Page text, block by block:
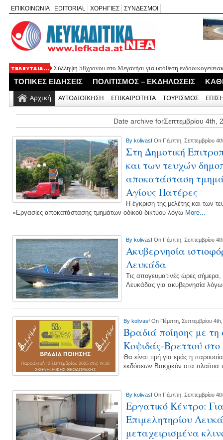
ΕΠΙΚΟΙΝΩΝΙΑ EDITORIAL ΧΟΡΗΓΙΕΣ ΣΥΝΔΕΣΜΟΙ
Σύλληψη 58χρονου στο Μεγανήσι για υπόθεση
Δύο συλλήψεις για κατοχή κάνναβης στη Λευκάδα στο πλαίσιο
Mέχρι τον Άγιο Νικόλαο Βόνιτσας έφτανε σήμερα το
Αφιέρωμα στον Ηλία Λογοθέτη απόψε στο Κηποθέατρο
Γράμμο
ΤΟΠΙΚΕΣ ΕΙΔΗΣΕΙΣ ΠΟΛΙΤΙΣΜΟΣ – ΕΚΔΗΛΩΣΕΙΣ
Αρχική ΑΥΤΟΔΙΟΙΚΗΣΗ ΕΠΙΚΑΙΡΟΤΗΤΑ ΤΟΥΡΙΣΜΟΣ
Date archive forΣεπτεμβρίου 4th,
By kolivasf On Πέμπτη, Σεπτεμβρίου
Στη Δημοτική
και των τευχών
αποκατάσταση
Αγίους Πατέρες
Η έγκριση της μελέτης και των
«Εργασίες αποκατάστασης τμημάτων οδικού δικτύου λόγω More...
By kolivasf On Πέμπτη, Σεπτεμβρίου
Ακυβερνησία
Λευκάδα
Τις απογευματινές ώρες
Λευκάδας για ακυβερνησία
By kolivasf On Πέμπτη, Σεπτεμβρίου
Βραδιά ποίησης με
Κοψιδάς-Βρεττού στο
Θα είναι τιμή για εμάς η
εκδόσεων Βακχικόν στα πλαίσια
By kolivasf On Πέμπτη, Σεπτεμβρίου
Εργατικό Κέντρο:
Επιμελητηρίου
μεταχειρισμένα